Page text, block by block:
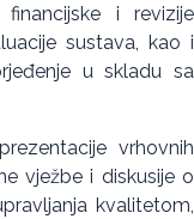
i revizije
sustava, kao i
u skladu sa
vrhovnih
vježbe i diskusije o
kvalitetom,